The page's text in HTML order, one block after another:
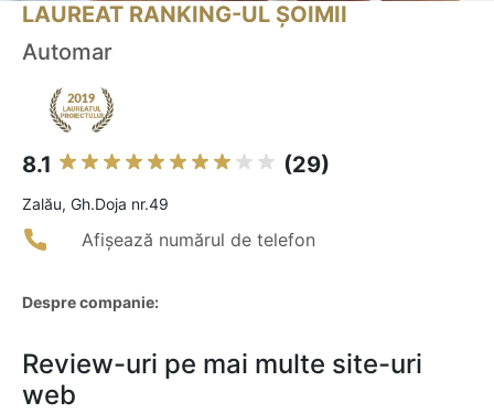
LAUREAT RANKING-UL ȘOIMII
Automar
8.1 (29)
Zalău, Gh.Doja nr.49
Afișează numărul de telefon
Despre companie:
Review-uri pe mai multe site-uri
web